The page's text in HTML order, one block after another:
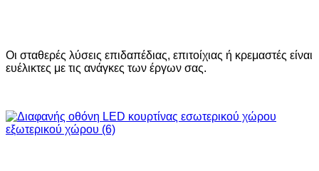
Οι σταθερές λύσεις επιδαπέδιας, επιτοίχιας ή κρεμαστές είναι
ευέλικτες με τις ανάγκες των έργων σας.